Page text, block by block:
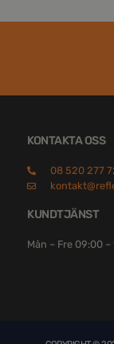
KONTAKTA OSS
08 520 277
KUNDTJÄNST
Mån – Fre 09:00 –